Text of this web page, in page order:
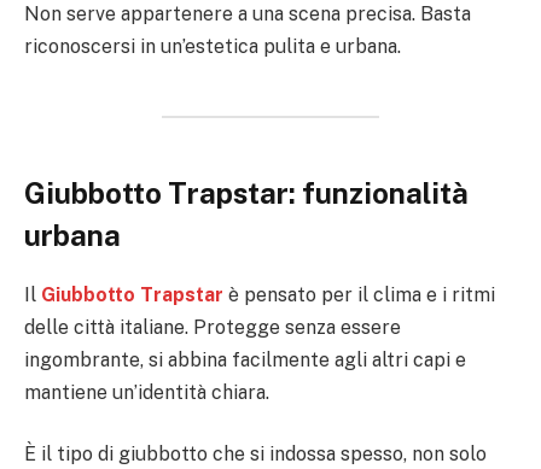
Non serve appartenere a una scena precisa. Basta
riconoscersi in un’estetica pulita e urbana.
Giubbotto Trapstar: funzionalità
urbana
Il Giubbotto Trapstar è pensato per il clima e i ritmi
delle città italiane. Protegge senza essere
ingombrante, si abbina facilmente agli altri capi e
mantiene un’identità chiara.
È il tipo di giubbotto che si indossa spesso, non solo